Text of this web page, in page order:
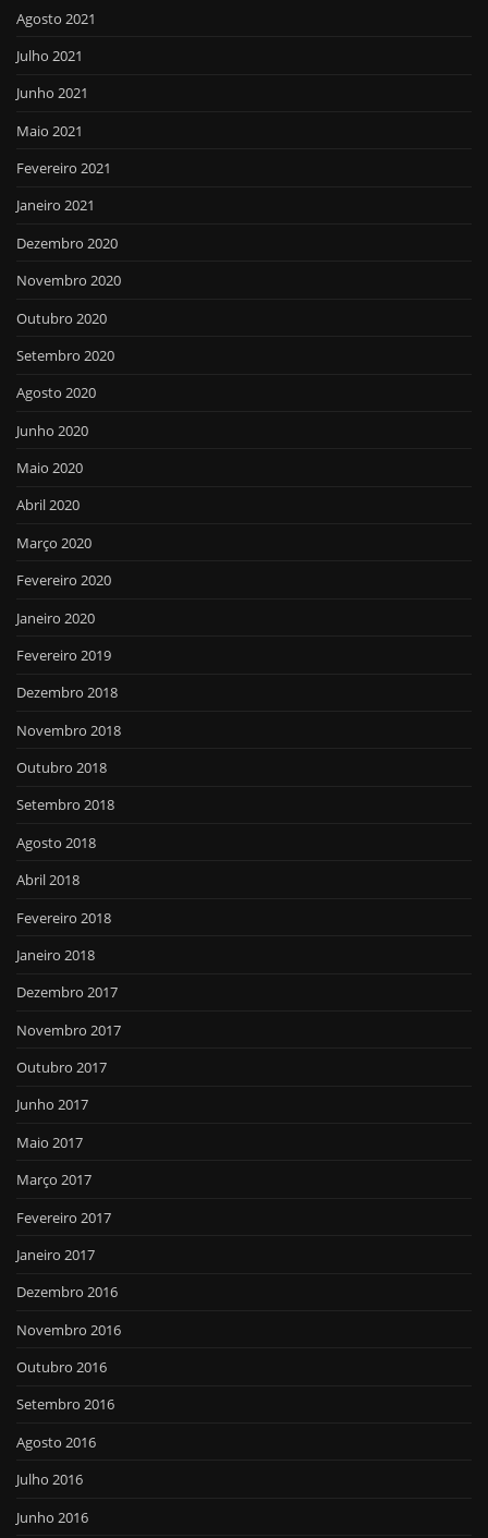
Agosto 2021
Julho 2021
Junho 2021
Maio 2021
Fevereiro 2021
Janeiro 2021
Dezembro 2020
Novembro 2020
Outubro 2020
Setembro 2020
Agosto 2020
Junho 2020
Maio 2020
Abril 2020
Março 2020
Fevereiro 2020
Janeiro 2020
Fevereiro 2019
Dezembro 2018
Novembro 2018
Outubro 2018
Setembro 2018
Agosto 2018
Abril 2018
Fevereiro 2018
Janeiro 2018
Dezembro 2017
Novembro 2017
Outubro 2017
Junho 2017
Maio 2017
Março 2017
Fevereiro 2017
Janeiro 2017
Dezembro 2016
Novembro 2016
Outubro 2016
Setembro 2016
Agosto 2016
Julho 2016
Junho 2016